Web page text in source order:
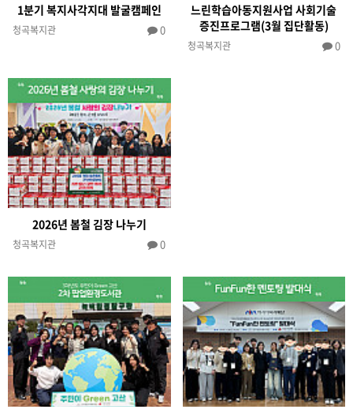
1분기 복지사각지대 발굴캠페인
청곡복지관 0
느린학습아동지원사업 사회기술
증진프로그램(3월 집단활동)
청곡복지관 0
2026년 봄철 김장 나누기
청곡복지관 0